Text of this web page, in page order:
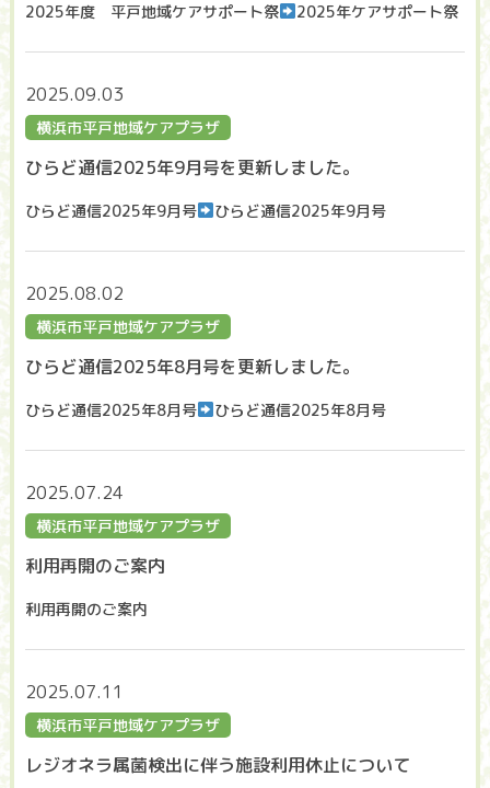
2025年度 平戸地域ケアサポート祭 2025年ケアサポート祭
2025.09.03
横浜市平戸地域ケアプラザ
ひらど通信2025年9月号を更新しました。
ひらど通信2025年9月号 ひらど通信2025年9月号
2025.08.02
横浜市平戸地域ケアプラザ
ひらど通信2025年8月号を更新しました。
ひらど通信2025年8月号 ひらど通信2025年8月号
2025.07.24
横浜市平戸地域ケアプラザ
利用再開のご案内
利用再開のご案内
2025.07.11
横浜市平戸地域ケアプラザ
レジオネラ属菌検出に伴う施設利用休止について